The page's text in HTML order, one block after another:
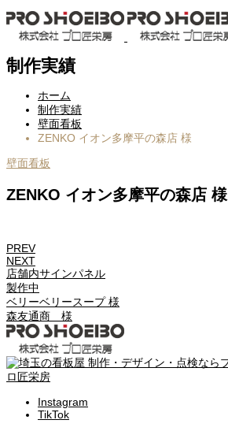
制作実績
ホーム
制作実績
壁面看板
ZENKO イオン多摩平の森店 様
壁面看板
ZENKO イオン多摩平の森店 様
PREV
NEXT
店舗内サインパネル
製作中
ベリーベリースープ 様
森友通商 様
Instagram
TikTok